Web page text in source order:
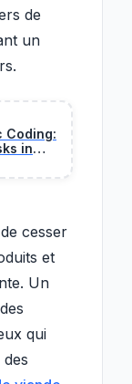
de
un
Coding:
in
cesser
et
Un
qui